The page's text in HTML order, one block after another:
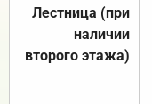
Лестница (при
наличии
второго этажа)